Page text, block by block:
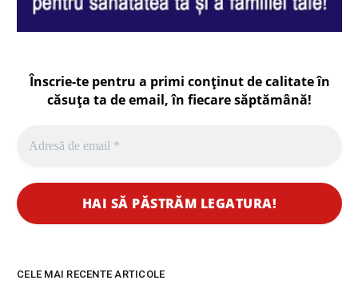
Înscrie-te pentru a primi conținut de calitate în
căsuța ta de email, în fiecaresăptămână!
CELE MAI RECENTE ARTICOLE